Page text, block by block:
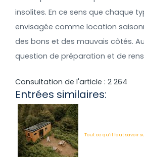
insolites. En ce sens que chaque
envisagée comme location
des bons et des mauvais côtés.
question de préparation et de
Consultation de l'article : 2 264
Entrées similaires:
Tout ce qu’il faut savoir